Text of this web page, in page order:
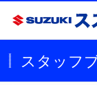
スタッフ